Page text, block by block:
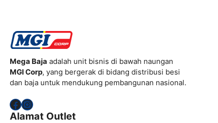
Mega Baja adalah unit bisnis di bawah naungan
MGI Corp, yang bergerak di bidang distribusi besi
dan baja untuk mendukung pembangunan nasional.
Facebook
Instagram
Alamat Outlet